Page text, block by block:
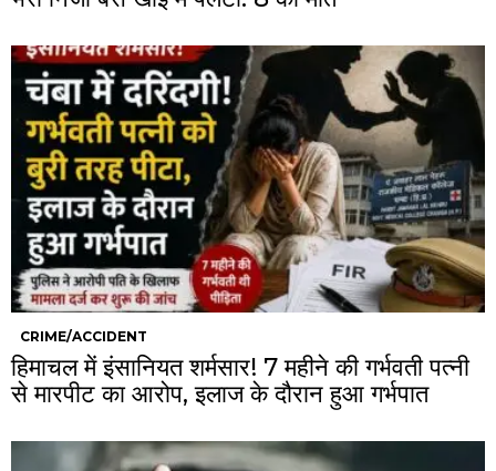
CRIME/ACCIDENT
हिमाचल में इंसानियत शर्मसार! 7 महीने की गर्भवती पत्नी
से मारपीट का आरोप, इलाज के दौरान हुआ गर्भपात